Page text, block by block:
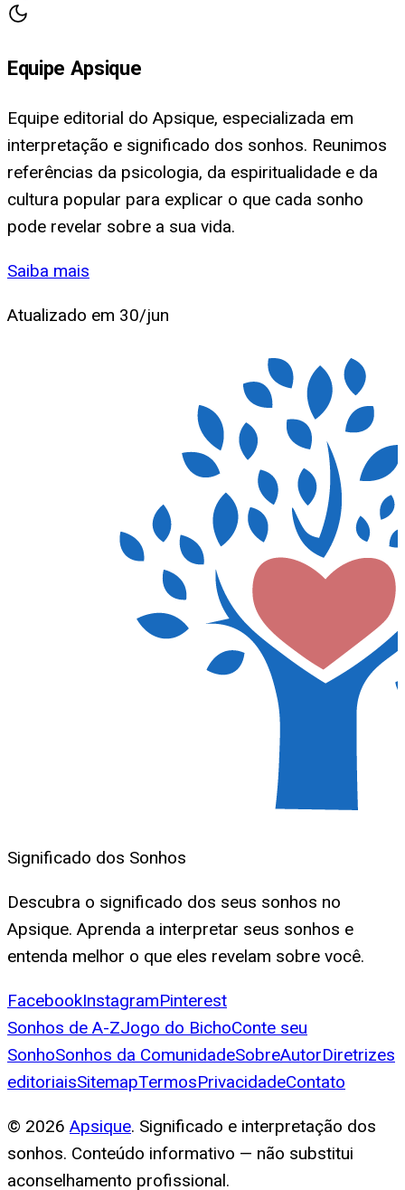
Equipe Apsique
Equipe editorial do Apsique, especializada em
interpretação e significado dos sonhos. Reunimos
referências da psicologia, da espiritualidade e da
cultura popular para explicar o que cada sonho
pode revelar sobre a sua vida.
Saiba mais
Atualizado em 30/jun
Significado dos Sonhos
Descubra o significado dos seus sonhos no
Apsique. Aprenda a interpretar seus sonhos e
entenda melhor o que eles revelam sobre você.
FacebookInstagramPinterest
Sonhos de A-ZJogo do BichoConte seu
SonhoSonhos da ComunidadeSobreAutorDiretrizes
editoriaisSitemapTermosPrivacidadeContato
© 2026 Apsique. Significado e interpretação dos
sonhos. Conteúdo informativo — não substitui
aconselhamento profissional.